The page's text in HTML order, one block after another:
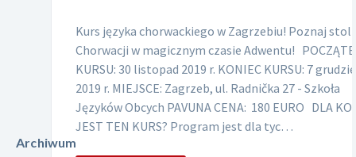
Kurs języka chorwackiego w Zagrzebiu! Poznaj
Chorwacji w magicznym czasie Adwentu!
KURSU: 30 listopad 2019 r. KONIEC KURSU: 7
2019 r. MIEJSCE: Zagrzeb, ul. Radnička 27 - Szkoła
Języków Obcych PAVUNA CENA: 180 EURO DLA
JEST TEN KURS? Program jest dla tyc…
Archiwum